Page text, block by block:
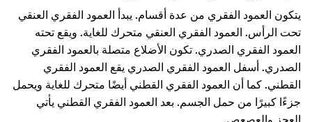
يتكون العمود الفقري من عدة أقسام. يبدأ العمود الفقري العنقي
تحت الرأس. العمود الفقري العنقي متحرك للغاية. ويقع تحته
العمود الفقري الصدري. تكون الأضلاع متصلة بالعمود الفقري
الصدري. أسفل العمود الفقري الصدري يقع العمود الفقري
القطني. كما أن العمود الفقري القطني أيضًا متحرك للغاية ويحمل
جزءًا كبيرًا من حمل الجسم. بعد العمود الفقري القطني يأتي